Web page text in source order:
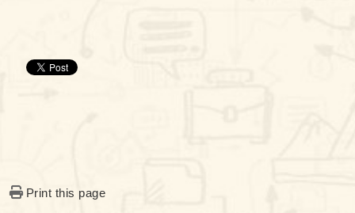
Print this page